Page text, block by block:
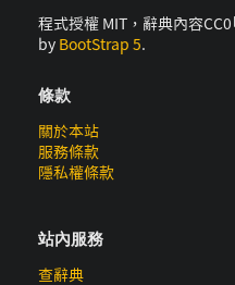
程式授權 MIT，辭典內容
by BootStrap 5.
條款
關於本站
服務條款
隱私權條款
站內服務
查辭典